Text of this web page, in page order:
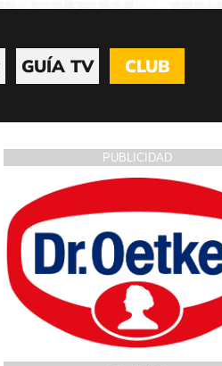
GUÍA TV CLUB
PUBLICIDAD